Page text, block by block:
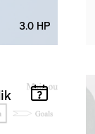
3.0 HP